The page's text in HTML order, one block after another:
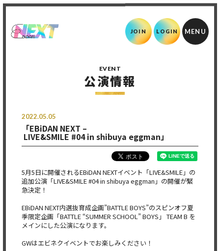
JOIN LOGIN
EVENT
公演情報
2022.05.05
「EBiDAN NEXT –
LIVE&SMILE #04 in shibuya eggman」
5月5日に開催されるEBiDAN NEXTイベント「LIVE&SMILE」の
追加公演「LIVE&SMILE #04 in shibuya eggman」の開催が緊
急決定！
EBiDAN NEXT内選抜育成企画”BATTLE BOYS”のスピンオフ夏
季限定企画「BATTLE “SUMMER SCHOOL” BOYS」 TEAM B を
メインにした公演になります。
GWはエビネクイベントでお楽しみください！